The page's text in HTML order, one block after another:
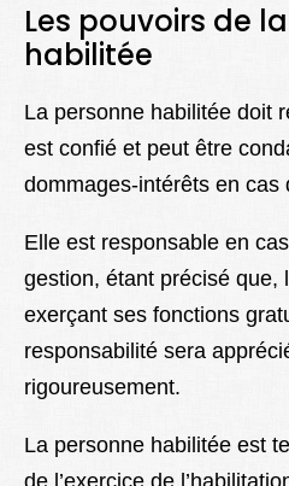
Les pouvoirs de
habilitée
La personne habilitée doit
est confié et peut être
dommages-intérêts en cas
Elle est responsable en
gestion, étant précisé que,
exerçant ses fonctions
responsabilité sera
rigoureusement.
La personne habilitée est